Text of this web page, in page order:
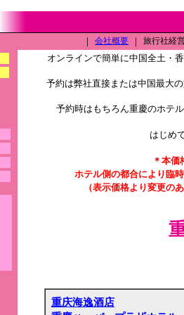
｜ 会社概要 ｜ 旅行社経
オンラインで簡単に中国全土・
予約は弊社直接または中国最大
予約時はもちろん重慶のホテ
はじめ
＊本
ホテル側の都合により臨
（表示価格より変更の
重庆海逸酒店